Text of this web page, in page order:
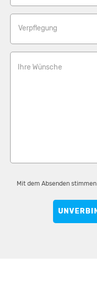
Verpflegung
Ihre Wünsche
Mit dem Absenden